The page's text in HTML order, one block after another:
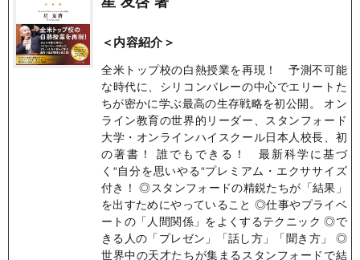
＜内容紹介＞
全米トップ校の白熱授業を再現！ 予測不可能
な時代に、シリコンバレーの中心でエリートた
ちが密かに学ぶ最高の生存戦略を初公開。 オン
ライン教育の世界的リーダー、スタンフォード
大学・オンラインハイスクール日本人校長、初
の著書！ 誰でもできる！ 最新科学に基づ
く“自分を思いやる“プレミアム・エクササイズ
付き！ ◎スタンフォードの精鋭たちが「結果」
を出すためにやっていること ◎仕事やプライベ
ートの「人間関係」をよくするテクニック ◎で
きる人の「プレゼン」「話し方」「聞き方」 ◎
世界中の天才たちが集まるスタンフォードで結